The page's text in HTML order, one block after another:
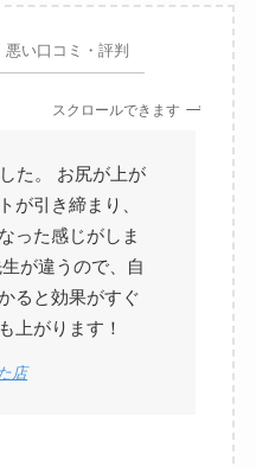
悪い口コミ・評判
スクロールできます
た。 お尻が上が
が引き締まり、
った感じがしま
が違うので、自
ると効果がすぐ
上がります！
店